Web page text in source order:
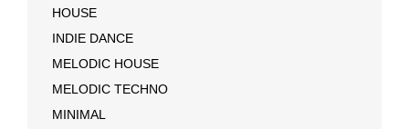
HOUSE
INDIE DANCE
MELODIC HOUSE
MELODIC TECHNO
MINIMAL